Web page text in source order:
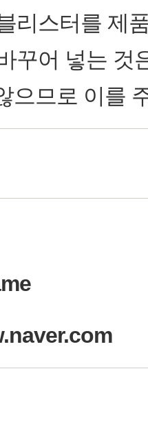
리스터를 제
꾸어 넣는 것
으므로 이를